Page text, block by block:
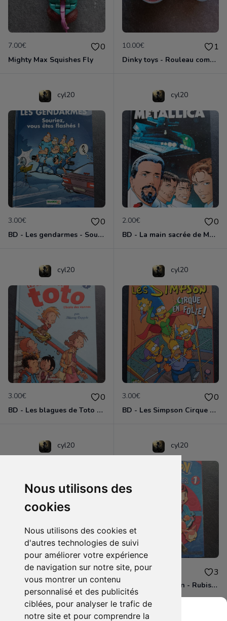
Nous utilisons des
cookies
Nous utilisons des cookies et
d'autres technologies de suivi
pour améliorer votre expérience
de navigation sur notre site, pour
vous montrer un contenu
personnalisé et des publicités
ciblées, pour analyser le trafic de
notre site et pour comprendre la
7.00€ 0
Mighty Max Squishes Fly
10.00€ 1
Dinky toys - Rouleau compresseur - Richier 90A
cyl20
3.00€ 0
BD - Les gendarmes - Souriez, vous êtes flashés - Tome 5
cyl20
2.00€ 0
BD - La main sacrée de Metallica
cyl20
3.00€ 0
BD - Les blagues de Toto - L'école des vannes - Tome 1
cyl20
3.00€ 0
BD - Les Simpson Cirque en folie ! - Tome 11
cyl20
3.00€ 0
BD - Les Simpson - Sous les projecteurs - Tome 13
cyl20
4.00€ 3
Manga - Pokémon - Rubis et Saphir - Tome 1